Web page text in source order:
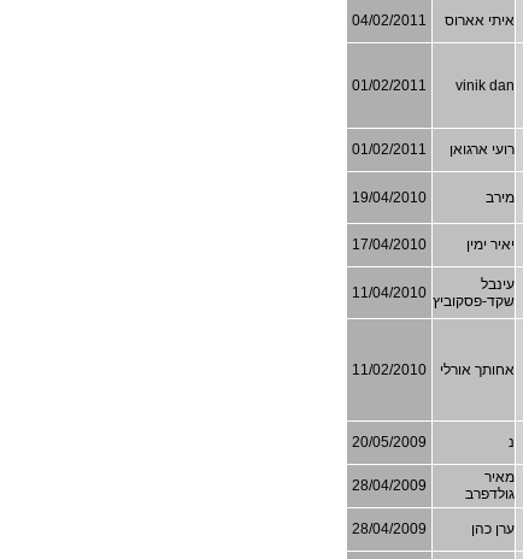
איתי אארוס
04/02/2011
vinik dan
01/02/2011
רועי ארגואן
01/02/2011
מירב 19/04/2010
יאיר ימין
17/04/2010
עינבל
שקד-פסקוביץ 11/04/2010
אחותך אורלי 11/02/2010
נ 20/05/2009
מאיר
גולדפרב
28/04/2009
ערן כהן 28/04/2009